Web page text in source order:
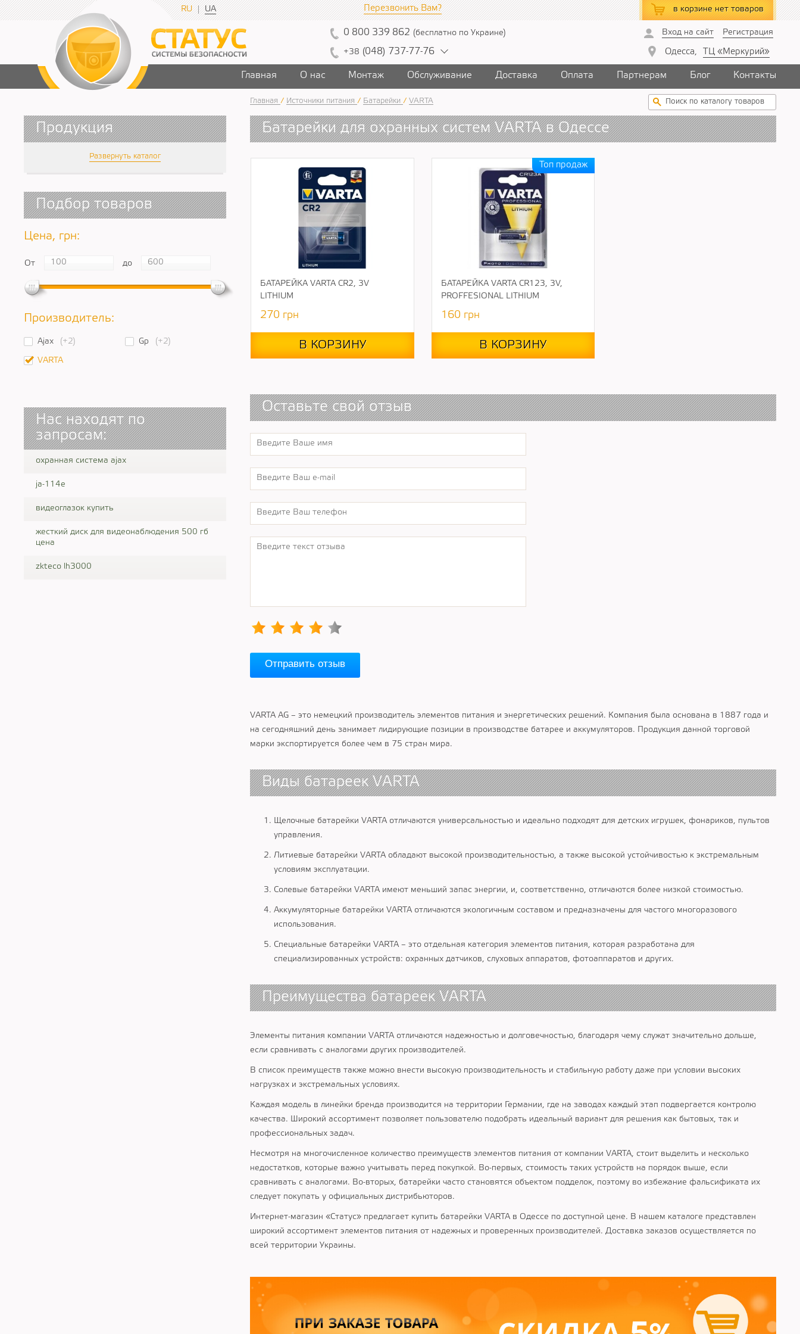
в корзине нет товаров
RU UA Перезвонить Вам?
0 800 339 862 (бесплатно по Украине)
+38 (048) 737-7 7-76
Вход на сайт Регистрация
Одесса, ТЦ «Меркурий»
Главная О нас Монтаж Обслуживание Доставка Оплата Партнерам Блог Контакты
Продукция
Развернуть каталог
Подбор товаров
Цена, грн:
От до
Производитель:
Ajax (+2) Gp (+2)
VARTA
Нас находят по
запросам:
охранная система ajax
ja-114e
видеоглазок купить
жесткий диск для видеонаблюдения 500 гб
цена
zkteco lh3000
Главная / Источники питания / Батарейки / VARTA
Батарейки для охранных систем VARTA в Одессе
VARTA AG – это немецкий производитель элементов питания и энергетических решений. Компания была основана в 1887 года и
на сегодняшний день занимает лидирующие позиции в производстве батарее и аккумуляторов. Продукция данной торговой
марки экспортируется более чем в 75 стран мира.
Виды батареек VARTA
Щелочные батарейки VARTA отличаются универсальностью и идеально подходят для детских игрушек, фонариков, пультов
управления.
Литиевые батарейки VARTA обладают высокой производительностью, а также высокой устойчивостью к экстремальным
условиям эксплуатации.
Солевые батарейки VARTA имеют меньший запас энергии, и, соответственно, отличаются более низкой стоимостью.
Аккумуляторные батарейки VARTA отличаются экологичным составом и предназначены для частого многоразового
использования.
Специальные батарейки VARTA – это отдельная категория элементов питания, которая разработана для
специализированных устройств: охранных датчиков, слуховых аппаратов, фотоаппаратов и других.
Преимущества батареек VARTA
Элементы питания компании VARTA отличаются надежностью и долговечностью, благодаря чему служат значительно дольше,
если сравнивать с аналогами других производителей.
В список преимуществ также можно внести высокую производительность и стабильную работу даже при условии высоких
нагрузках и экстремальных условиях.
Каждая модель в линейки бренда производится на территории Германии, где на заводах каждый этап подвергается контролю
качества. Широкий ассортимент позволяет пользователю подобрать идеальный вариант для решения как бытовых, так и
профессиональных задач.
Несмотря на многочисленное количество преимуществ элементов питания от компании VARTA, стоит выделить и несколько
недостатков, которые важно учитывать перед покупкой. Во-первых, стоимость таких устройств на порядок выше, если
сравнивать с аналогами. Во-вторых, батарейки часто становятся объектом подделок, поэтому во избежание фальсификата их
следует покупать у официальных дистрибьюторов.
Интернет-магазин «Статус» предлагает купить батарейки VARTA в Одессе по доступной цене. В нашем каталоге представлен
широкий ассортимент элементов питания от надежных и проверенных производителей. Доставка заказов осуществляется по
всей территории Украины.
БАТАРЕЙКА VARTA CR2, 3V
LITHIUM
270 грн
В КОРЗИНУ
БАТАРЕЙКА VARTA CR123, 3V,
PROFFESIONAL LITHIUM
160 грн
В КОРЗИНУ
Оставьте свой отзыв
Отправить отзыв